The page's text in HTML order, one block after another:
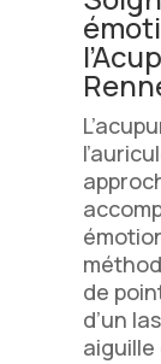
de
d’un
aiguille